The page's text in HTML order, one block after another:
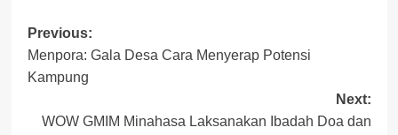
Post
navigation
Previous:
Menpora: Gala Desa Cara Menyerap Potensi
Kampung
Next:
WOW GMIM Minahasa Laksanakan Ibadah Doa dan